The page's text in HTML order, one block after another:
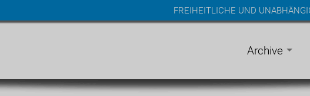
FREIHEITLICHE UND
Archive